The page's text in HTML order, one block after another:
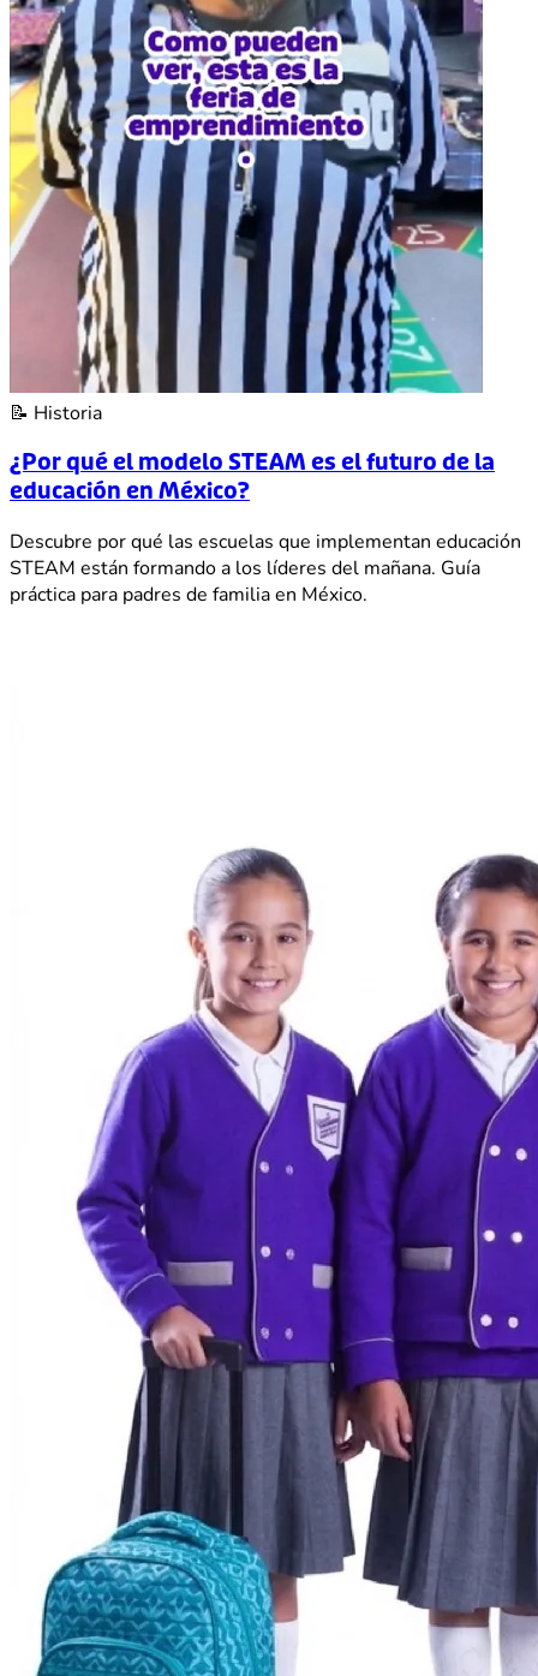
📝 Historia
¿Por qué el modelo STEAM es el futuro de la
educación en México?
Descubre por qué las escuelas que implementan educación
STEAM están formando a los líderes del mañana. Guía
práctica para padres de familia en México.